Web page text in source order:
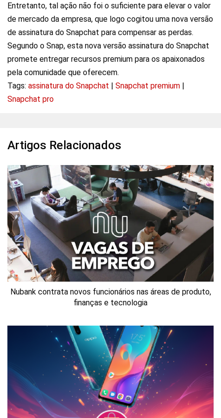
Entretanto, tal ação não foi o suficiente para elevar o valor
de mercado da empresa, que logo cogitou uma nova versão
de assinatura do Snapchat para compensar as perdas.
Segundo o Snap, esta nova versão assinatura do Snapchat
promete entregar recursos premium para os apaixonados
pela comunidade que oferecem.
Tags: assinatura do Snapchat Snapchat premium
Snapchat pro
Artigos Relacionados
Nubank contrata novos funcionários nas áreas de produto,
finanças e tecnologia